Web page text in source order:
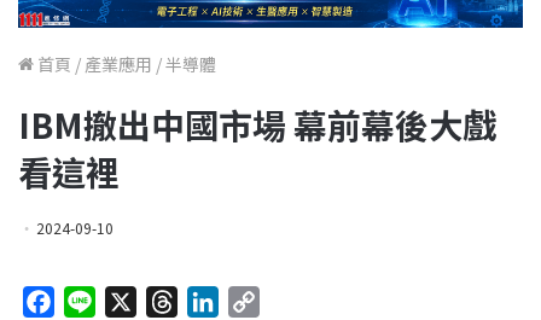
首頁 / 產業應用 /半導體
IBM撤出中國市場 幕前幕後大戲
看這裡
2024-09-10